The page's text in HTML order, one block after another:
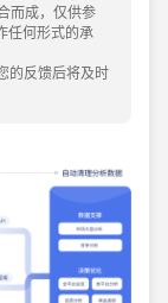
而成，仅供参
任何形式的承
的反馈后将及时